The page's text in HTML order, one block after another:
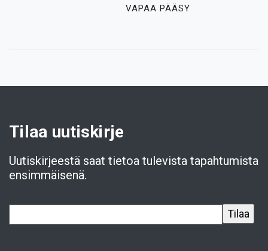
VAPAA PÄÄSY
Tilaa uutiskirje
Uutiskirjeestä saat tietoa tulevista tapahtumista
ensimmäisenä.